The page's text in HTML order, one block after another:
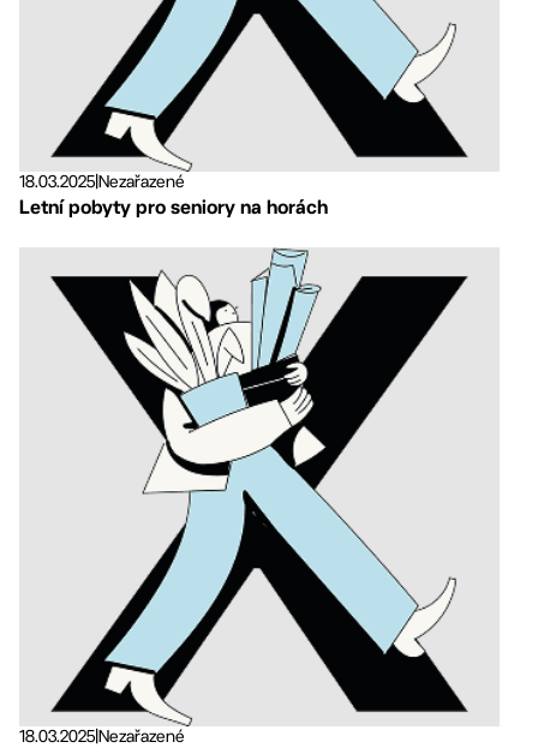
18.03.2025Nezařazené
Letní pobyty pro seniory na horách
18.03.2025Nezařazené